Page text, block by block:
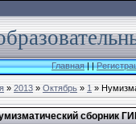
Главная||
»2013 » Октябрь » 1»
сборник